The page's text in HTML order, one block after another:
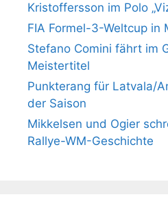
Kristoffersson im Polo
FIA Formel-3-Weltcup in
Stefano Comini fährt im
Meistertitel
Punkterang für Latvala/
der Saison
Mikkelsen und Ogier
Rallye-WM-Geschichte